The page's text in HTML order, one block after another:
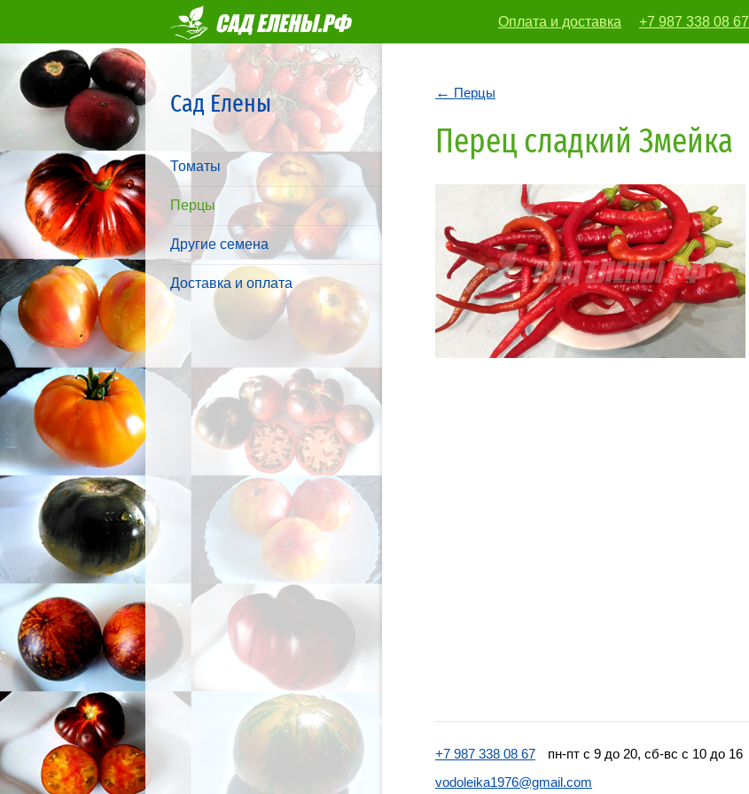
Оплата и доставка +7 987 338 08 67
Сад Елены
Томаты
Перцы
Другие семена
Доставка и оплата
Перцы
Перец сладкий Змейка
+7 987 338 08 67
пн-пт с 9 до 20, сб-вс с 10 до 16
vodoleika1976@gmail.com